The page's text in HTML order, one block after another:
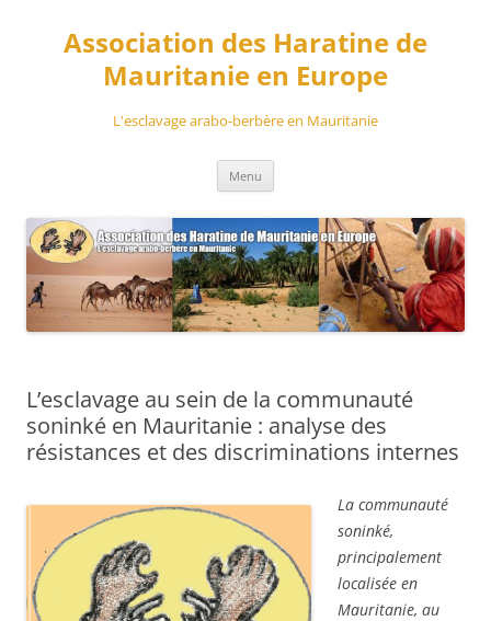
contenuAssociation des Haratine de
Mauritanie en Europe
L'esclavage arabo-berbère en Mauritanie
Menu
L’esclavage au sein de la communauté
soninké en Mauritanie : analyse des
résistances et des discriminations internes
La communauté
soninké,
principalement
localisée en
Mauritanie, au